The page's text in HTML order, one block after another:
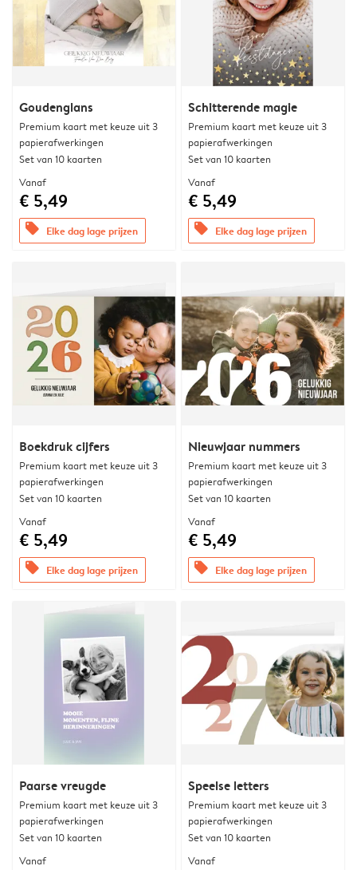
Goudenglans
Premium kaart met keuze uit 3
papierafwerkingen
Set van 10 kaarten
Vanaf
€ 5,49
offers Elke dag lage prijzen
Schitterende magie
Premium kaart met keuze uit 3
papierafwerkingen
Set van 10 kaarten
Vanaf
€ 5,49
offers Elke dag lage prijzen
Boekdruk cijfers
Premium kaart met keuze uit 3
papierafwerkingen
Set van 10 kaarten
Vanaf
€ 5,49
offers Elke dag lage prijzen
Nieuwjaar nummers
Premium kaart met keuze uit 3
papierafwerkingen
Set van 10 kaarten
Vanaf
€ 5,49
offers Elke dag lage prijzen
Paarse vreugde
Premium kaart met keuze uit 3
papierafwerkingen
Set van 10 kaarten
Vanaf
Speelse letters
Premium kaart met keuze uit 3
papierafwerkingen
Set van 10 kaarten
Vanaf